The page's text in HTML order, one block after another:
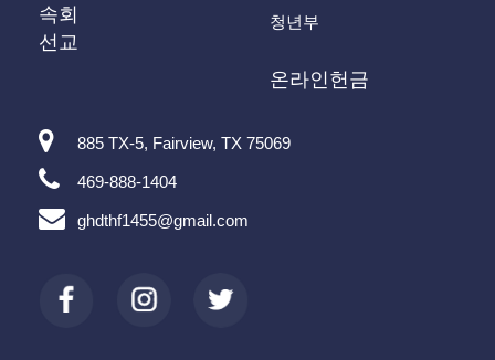
속회
선교
청년부
온라인헌금
885 TX-5, Fairview, TX 75069
469-888-1404
ghdthf1455@gmail.com